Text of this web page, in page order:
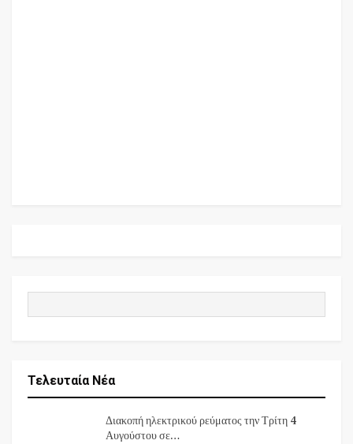
Τελευταία Νέα
Διακοπή ηλεκτρικού ρεύματος την Τρίτη 4
Αυγούστου σε…